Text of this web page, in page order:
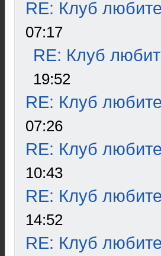
RE: Клуб
07:17
RE: Клуб
19:52
RE: Клуб
07:26
RE: Клуб
10:43
RE: Клуб
14:52
RE: Клуб